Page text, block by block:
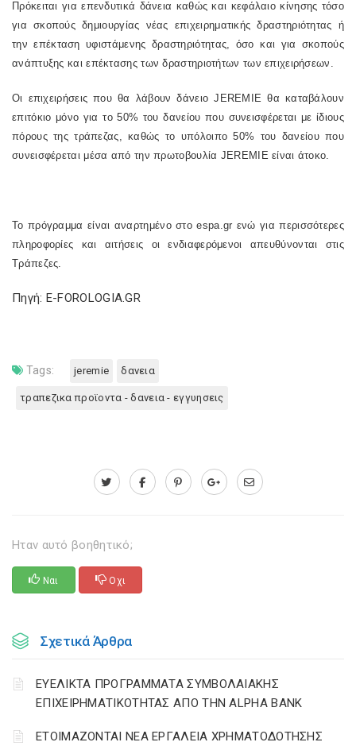
Πρόκειται για επενδυτικά δάνεια καθώς και κεφάλαιο κίνησης τόσο
για σκοπούς δημιουργίας νέας επιχειρηματικής δραστηριότητας ή
την επέκταση υφιστάμενης δραστηριότητας, όσο και για σκοπούς
ανάπτυξης και επέκτασης των δραστηριοτήτων των επιχειρήσεων.
Οι επιχειρήσεις που θα λάβουν δάνειο JEREMIE θα καταβάλουν
επιτόκιο μόνο για το 50% του δανείου που συνεισφέρεται με ίδιους
πόρους της τράπεζας, καθώς το υπόλοιπο 50% του δανείου που
συνεισφέρεται μέσα από την πρωτοβουλία JEREMIE είναι άτοκο.
Το πρόγραμμα είναι αναρτημένο στο espa.gr ενώ για περισσότερες
πληροφορίες και αιτήσεις οι ενδιαφερόμενοι απευθύνονται στις
Τράπεζες.
Πηγή: E-FOROLOGIA.GR
Tags: jeremie δανεια
τραπεζικα προϊοντα - δανεια - εγγυησεις
Ηταν αυτό βοηθητικό;
Ναι Οχι
Σχετικά Άρθρα
ΕΥΕΛΙΚΤΑ ΠΡΟΓΡΑΜΜΑΤΑ ΣΥΜΒΟΛΑΙΑΚΗΣ
ΕΠΙΧΕΙΡΗΜΑΤΙΚΟΤΗΤΑΣ ΑΠΟ ΤΗΝ ALPHA BANK
ΕΤΟΙΜΑΖΟΝΤΑΙ ΝΕΑ ΕΡΓΑΛΕΙΑ ΧΡΗΜΑΤΟΔΟΤΗΣΗΣ